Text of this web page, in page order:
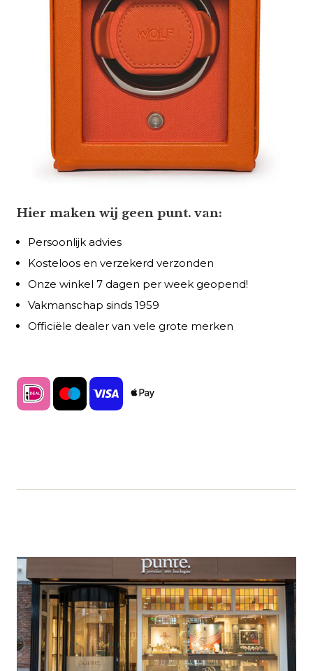
Hier maken wij geen punt. van:
Persoonlijk advies
Kosteloos en verzekerd verzonden
Onze winkel 7 dagen per week geopend!
Vakmanschap sinds 1959
Officiële dealer van vele grote merken